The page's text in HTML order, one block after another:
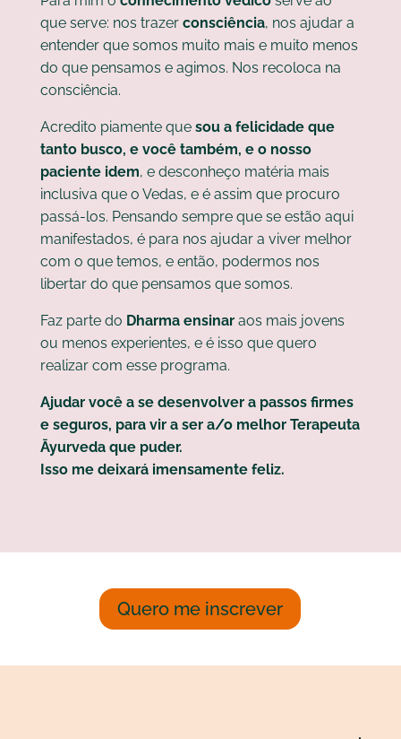
que serve: nos trazer consciência, nos ajudar a
entender que somos muito mais e muito menos
do que pensamos e agimos. Nos recoloca na
consciência.
Acredito piamente que sou a felicidade que
tanto busco, e você também, e o nosso
paciente idem, e desconheço matéria mais
inclusiva que o Vedas, e é assim que procuro
passá-los. Pensando sempre que se estão aqui
manifestados, é para nos ajudar a viver melhor
com o que temos, e então, podermos nos
libertar do que pensamos que somos.
Faz parte do Dharma ensinaraos mais jovens
ou menos experientes, e é isso que quero
realizar com esse programa.
Ajudar você a se desenvolver a passos firmes
e seguros, para vir a ser a/o melhor Terapeuta
Āyurveda que puder.
Isso me deixará imensamente feliz.
Quero me inscrever